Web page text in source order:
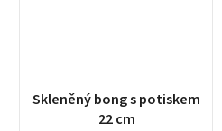
Skleněný bong s potiskem
22 cm